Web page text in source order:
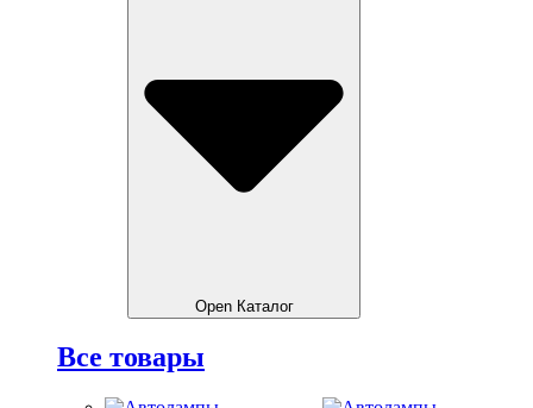
Open Каталог
Все товары